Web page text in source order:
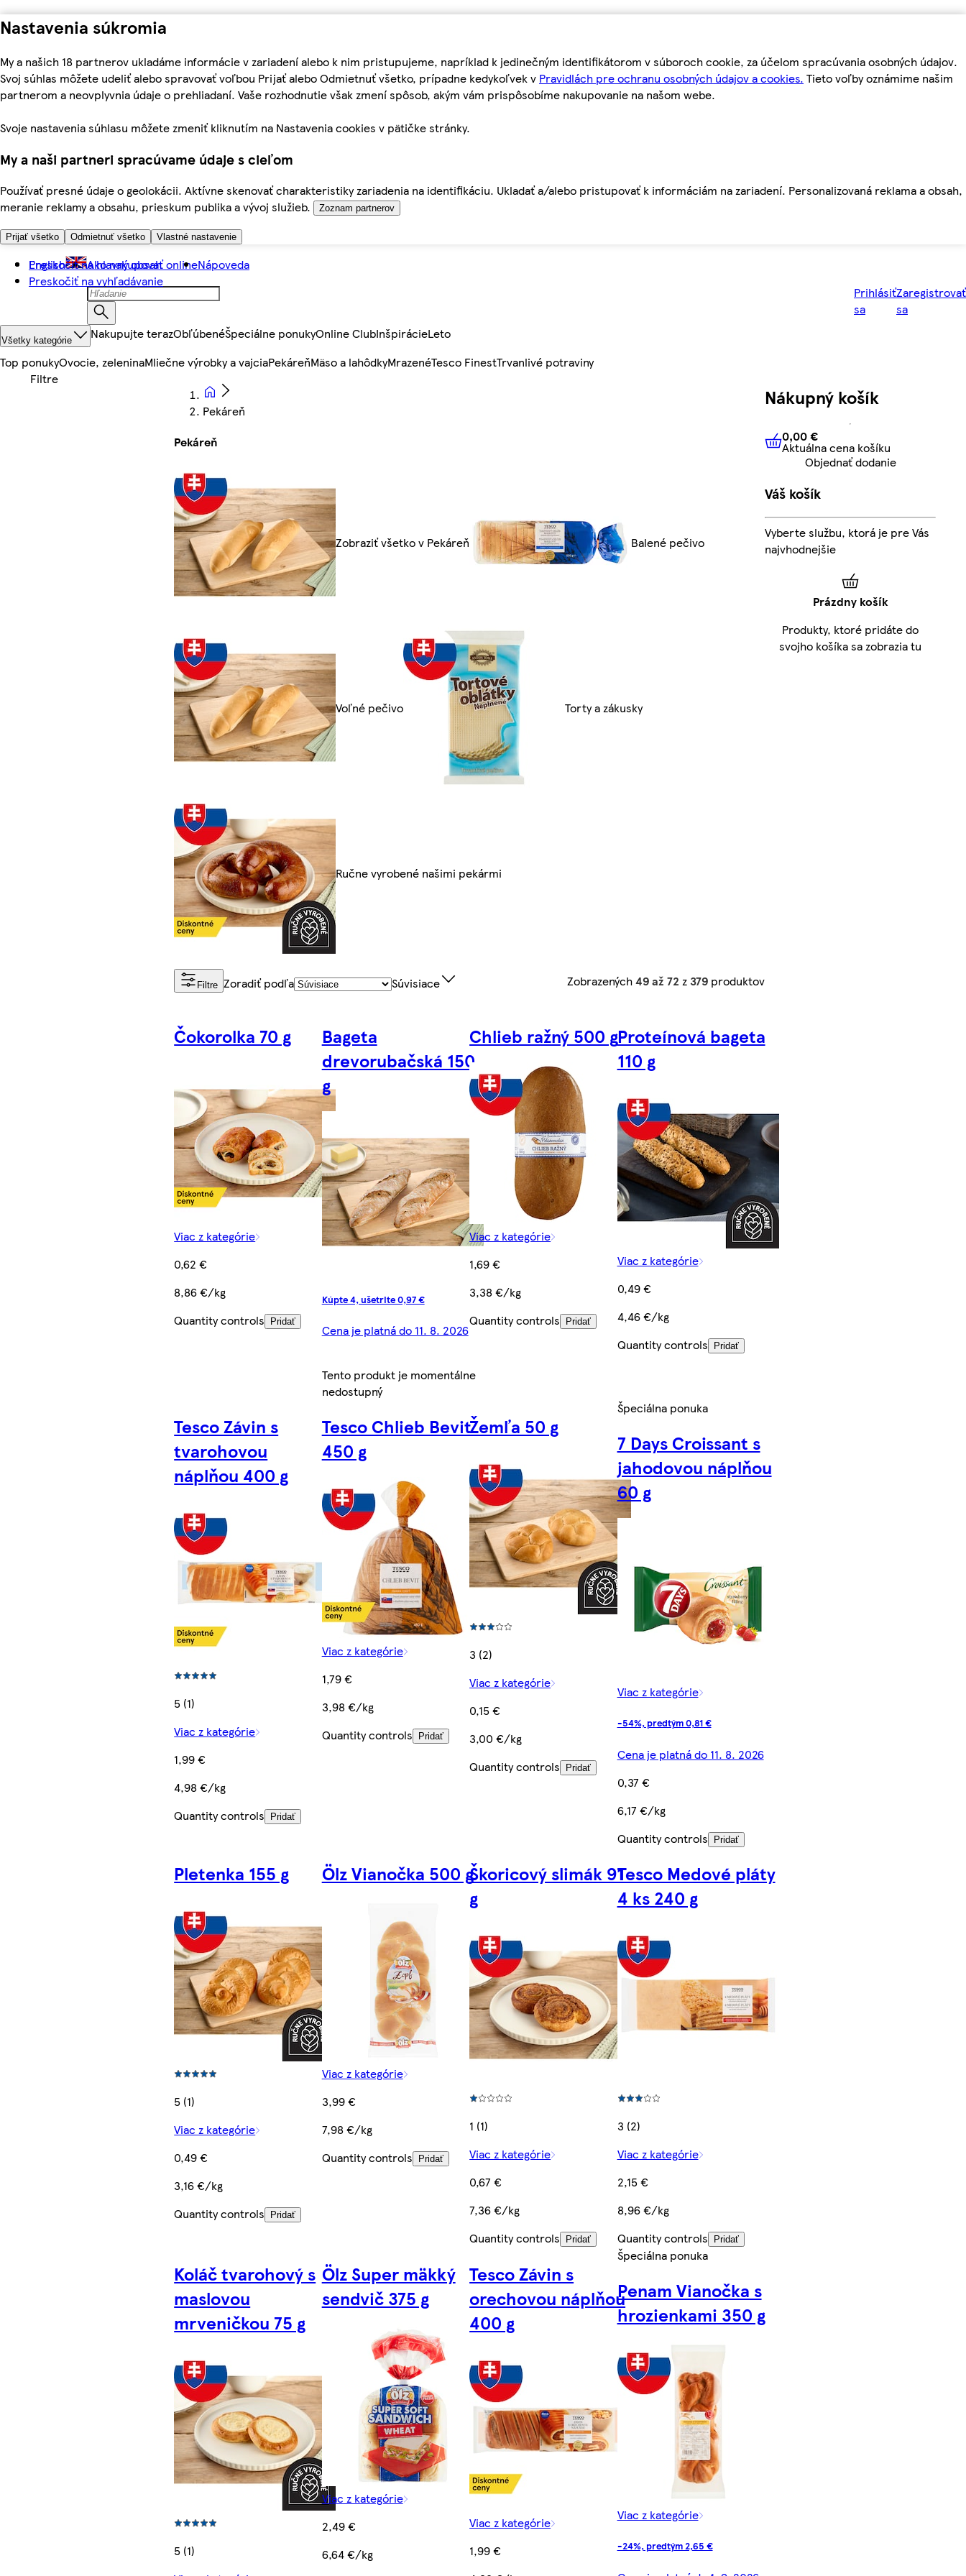
Nastavenia súkromia
My a našich 18 partnerov ukladáme informácie v zariadení alebo k nim pristupujeme, napríklad k jedinečným identifikátorom v súboroch cookie, za účelom spracúvania osobných údajov.
Svoj súhlas môžete udeliť alebo spravovať voľbou Prijať alebo Odmietnuť všetko, prípadne kedykoľvek v Pravidlách pre ochranu osobných údajov a cookies. Tieto voľby oznámime našim
partnerom a neovplyvnia údaje o prehliadaní. Vaše rozhodnutie však zmení spôsob, akým vám prispôsobíme nakupovanie na našom webe.
Svoje nastavenia súhlasu môžete zmeniť kliknutím na Nastavenia cookies v pätičke stránky.
My a naši partneri spracúvame údaje s cieľom
Používať presné údaje o geolokácii. Aktívne skenovať charakteristiky zariadenia na identifikáciu. Ukladať a/alebo pristupovať k informáciám na zariadení. Personalizovaná reklama a obsah,
meranie reklamy a obsahu, prieskum publika a vývoj služieb.
Zoznam partnerov
Prijať všetko Odmietnuť všetko Vlastné nastavenie
Preskočiť na hlavný obsah
Preskočiť na vyhľadávanie
English Ako nakupovať onlineNápoveda
Prihlásiť
sa
Zaregistrovať
sa
Všetky kategórie Nakupujte terazObľúbenéŠpeciálne ponukyOnline ClubInšpirácieLeto
Top ponukyOvocie, zeleninaMliečne výrobky a vajciaPekáreňMäso a lahôdkyMrazenéTesco FinestTrvanlivé potraviny
Pekáreň
Pekáreň
Zobraziť všetko v Pekáreň Balené pečivo
Voľné pečivo Torty a zákusky
Ručne vyrobené našimi pekármi
Filtre Zoradiť podľa Súvisiace Zobrazených49 až 72 z379 produktov
Čokorolka 70 g
Viac z kategórie
0,62 €
8,86 €/kg
Quantity controls
Pridať
Bageta
drevorubačská 150
g
Kúpte 4, ušetrite 0,97 €
Cena je platná do 11. 8. 2026
Tento produkt je momentálne
nedostupný
Chlieb ražný 500 g
Viac z kategórie
1,69 €
3,38 €/kg
Quantity controls
Pridať
Proteínová bageta
110 g
Viac z kategórie
0,49 €
4,46 €/kg
Quantity controls
Pridať
Tesco Závin s
tvarohovou
náplňou 400 g
5 (1)
Viac z kategórie
1,99 €
4,98 €/kg
Quantity controls
Pridať
Tesco Chlieb Bevit
450 g
Viac z kategórie
1,79 €
3,98 €/kg
Quantity controls
Pridať
Žemľa 50 g
3 (2)
Viac z kategórie
0,15 €
3,00 €/kg
Quantity controls
Pridať
Špeciálna ponuka
7 Days Croissant s
jahodovou náplňou
60 g
Viac z kategórie
-54%, predtým 0,81 €
Cena je platná do 11. 8. 2026
0,37 €
6,17 €/kg
Quantity controls
Pridať
Pletenka 155 g
5 (1)
Viac z kategórie
0,49 €
3,16 €/kg
Quantity controls
Pridať
Ölz Vianočka 500 g
Viac z kategórie
3,99 €
7,98 €/kg
Quantity controls
Pridať
Škoricový slimák 91
g
1 (1)
Viac z kategórie
0,67 €
7,36 €/kg
Quantity controls
Pridať
Tesco Medové pláty
4 ks 240 g
3 (2)
Viac z kategórie
2,15 €
8,96 €/kg
Quantity controls
Pridať
Koláč tvarohový s
maslovou
mrveničkou 75 g
5 (1)
Ölz Super mäkký
sendvič 375 g
Viac z kategórie
2,49 €
6,64 €/kg
Tesco Závin s
orechovou náplňou
400 g
Viac z kategórie
1,99 €
Špeciálna ponuka
Penam Vianočka s
hrozienkami 350 g
Viac z kategórie
-24%, predtým 2,65 €
Nákupný košík
0,00 € Aktuálna cena košíku
0,00 €
Aktuálna cena košíku
Objednať dodanie
Váš košík
Vyberte službu, ktorá je pre Vás
najvhodnejšie
Prázdny košík
Produkty, ktoré pridáte do
svojho košíka sa zobrazia tu